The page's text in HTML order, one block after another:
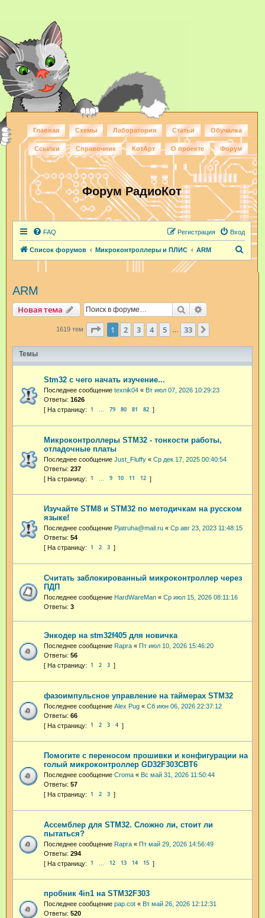
Главная Схемы Лаборатория Статьи Обучалка
Ссылки Справочник КотАрт О проекте Форум
Форум РадиоКот
FAQ Вход
Регистрация
Список форумов Микроконтроллеры и ПЛИС ARM
ARM
Новая тема Поиск
1619 тем Страница из 33
1 2 3 4 5 33
Темы
Stm32 с чего начать изучение...
Последнее сообщение texnik04 « Вт июл 07, 2026 10:29:23
Ответы: 1626
1 … 79 80 81 82
Микроконтроллеры STM32 - тонкости работы,
отладочные платы
Последнее сообщение Just_Fluffy « Ср дек 17, 2025 00:40:54
Ответы: 237
1 9 10 11 12
Изучайте STM8 и STM32 по методичкам на русском
языке!
Последнее сообщение Pjatruha@mail.ru « Ср авг 23, 2023 11:48:15
Ответы: 54
1 2 3
Считать заблокированный микроконтроллер через
ПДП
Последнее сообщение HardWareMan « Ср июл 15, 2026 08:11:16
Ответы: 3
Энкодер на stm32f405 для новичка
Последнее сообщение Rapra « Пт июл 10, 2026 15:46:20
Ответы: 56
1 2 3
фазоимпульсное управление на таймерах STM32
Последнее сообщение Alex Pug « Сб июн 06, 2026 22:37:12
Ответы: 66
1 2 3 4
Помогите с переносом прошивки и конфигурации на
голый микроконтроллер GD32F303CBT6
Последнее сообщение Croma « Вс май 31, 2026 11:50:44
Ответы: 57
1 2 3
Ассемблер для STM32. Сложно ли, стоит ли
пытаться?
Последнее сообщение Rapra « Пт май 29, 2026 14:56:49
Ответы: 294
1 12 13 14 15
пробник 4in1 на STM32F303
Последнее сообщение pap.cot « Вт май 26, 2026 12:12:31
Ответы: 520